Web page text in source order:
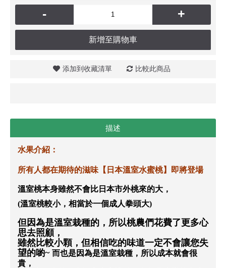
- +
新增至購物車
添加到收藏清單 比較此商品
描述
水果介紹：
所有人都在期待的滋味【日本溫室水蜜桃】即將登場
溫室桃本身雖然不會比日本市外桃來的大，
(溫室桃較小，相當於一個成人拳頭大)
但因為是溫室栽種的，所以桃農們花費了更多心
思去照顧，
雖然比較小顆，但相信吃的味道一定不會讓您失
望的喲~ 而也是因為是溫室栽種，所以成本就會很
貴，